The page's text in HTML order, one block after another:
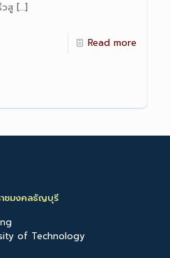
วสู […]
Read more
าชมงคลธัญบุรี
of Technology